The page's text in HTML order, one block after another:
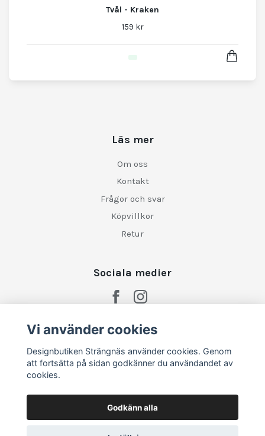
Tvål - Kraken
159 kr
Läs mer
Om oss
Kontakt
Frågor och svar
Köpvillkor
Retur
Sociala medier
Vi använder cookies
Designbutiken Strängnäs använder cookies. Genom
att fortsätta på sidan godkänner du användandet av
cookies.
Godkänn alla